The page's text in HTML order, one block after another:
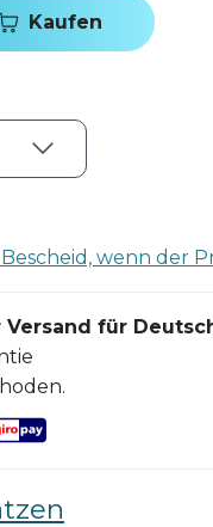
Kaufen
wenn der
Versand für